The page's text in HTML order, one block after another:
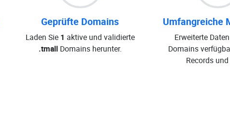
Geprüfte Domains
Laden Sie 1 aktive und validierte
.tmallDomains herunter.
Umfangreiche
Erweiterte
Domains
Records